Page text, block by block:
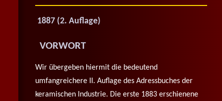
1887 (2. Auflage)
VORWORT
Wir übergeben hiermit die bedeutend
umfangreichere II. Auflage des Adressbuches der
keramischen Industrie. Die erste 1883 erschienene